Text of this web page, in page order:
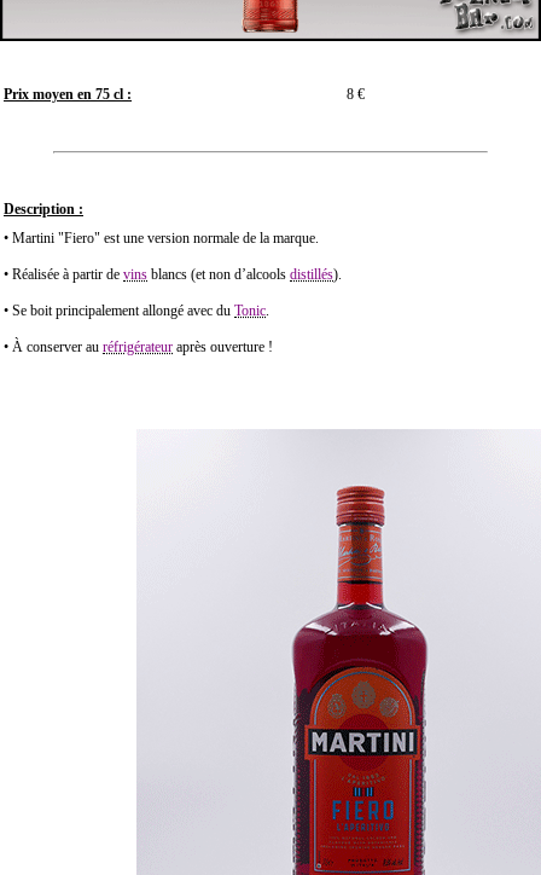
Prix moyen en 75 cl : 8 €
Description :
• Martini "Fiero" est une version normale de la marque.
• Réalisée à partir de vins blancs (et non d’alcools distillés).
• Se boit principalement allongé avec du Tonic.
• À conserver au réfrigérateur après ouverture !